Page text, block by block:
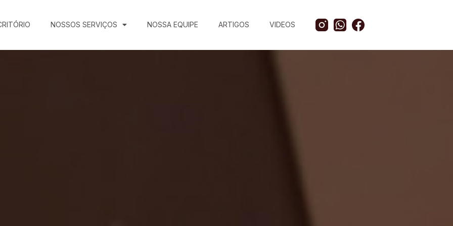
NOSSOS SERVIÇOS NOSSA EQUIPE ARTIGOS VIDEOS